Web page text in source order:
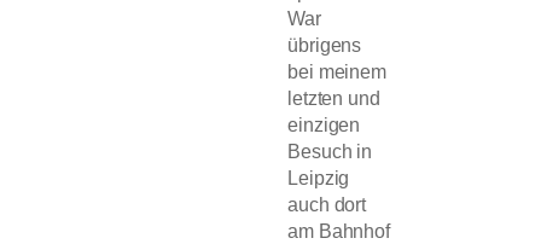
War
übrigens
bei meinem
letzten und
einzigen
Besuch in
Leipzig
auch dort
am Bahnhof